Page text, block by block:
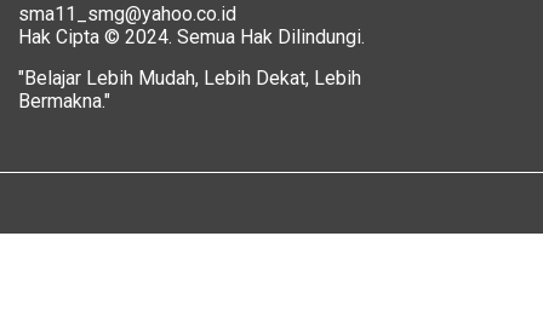
sma11_smg@yahoo.co.id
Hak Cipta © 2024. Semua Hak Dilindungi.
"Belajar Lebih Mudah, Lebih Dekat, Lebih
Bermakna."